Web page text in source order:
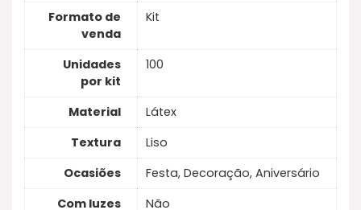
Formato de
venda
Kit
Unidades
por kit
100
Material
Látex
Textura
Liso
Ocasiões
Festa, Decoração, Aniversário
Com luzes
Não